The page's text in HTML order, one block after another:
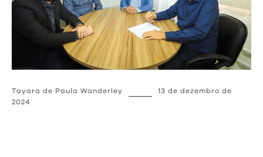
Tayara de Paula Wanderley
13 de dezembro de
2024